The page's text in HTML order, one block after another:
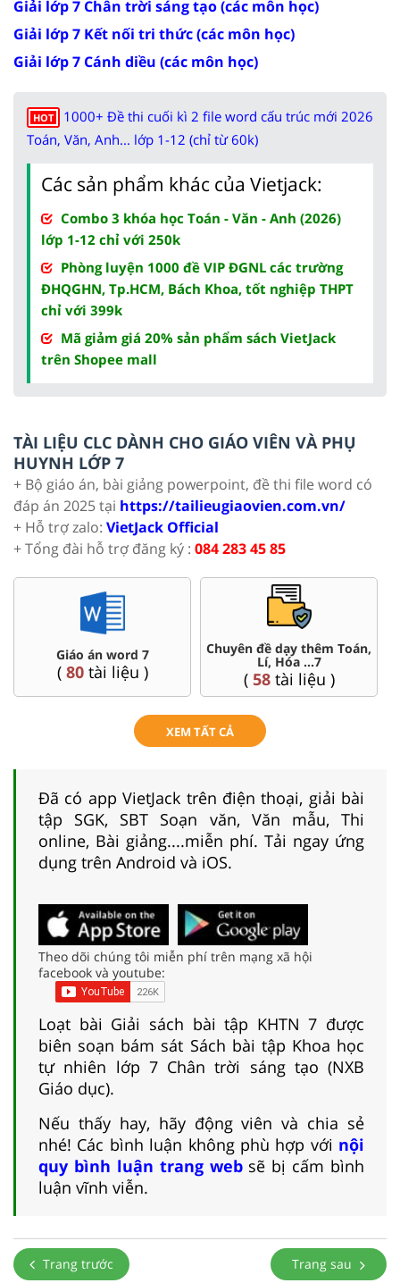
Giải lớp 7 Chân trời sáng tạo (các môn học)
Giải lớp 7 Kết nối tri thức (các môn học)
Giải lớp 7 Cánh diều (các môn học)
HOT
1000+ Đề thi cuối kì 2 file word cấu trúc mới 2026
Toán, Văn, Anh... lớp 1-12 (chỉ từ 60k)
Các sản phẩm khác của Vietjack:
Combo 3 khóa học Toán - Văn - Anh (2026)
lớp 1-12 chỉ với 250k
Phòng luyện 1000 đề VIP ĐGNL các trường
ĐHQGHN, Tp.HCM, Bách Khoa, tốt nghiệp THPT
chỉ với 399k
Mã giảm giá 20% sản phẩm sách VietJack
trên Shopee mall
TÀI LIỆU CLC DÀNH CHO GIÁO VIÊN VÀ PHỤ
HUYNH LỚP 7
+ Bộ giáo án, bài giảng powerpoint, đề thi file word có
đáp án 2025 tại https://tailieugiaovien.com.vn/
+ Hỗ trợ zalo: VietJack Official
+ Tổng đài hỗ trợ đăng ký : 084 283 45 85
Giáo án word 7
( 80tài liệu )
Chuyên đề dạy thêm Toán,
Lí, Hóa ...7
( 58tài liệu )
XEM TẤT CẢ
Đã có app VietJack trên điện thoại, giải bài
tập SGK, SBT Soạn văn, Văn mẫu, Thi
online, Bài giảng....miễn phí. Tải ngay ứng
dụng trên Android và iOS.
Theo dõi chúng tôi miễn phí trên mạng xã hội
facebook và youtube:
Loạt bài Giải sách bài tập KHTN 7 được
biên soạn bám sát Sách bài tập Khoa học
tự nhiên lớp 7 Chân trời sáng tạo (NXB
Giáo dục).
Nếu thấy hay, hãy động viên và chia sẻ
nhé! Các bình luận không phù hợp với nội
quy bình luận trang websẽ bị cấm bình
luận vĩnh viễn.
Trang trước Trang sau